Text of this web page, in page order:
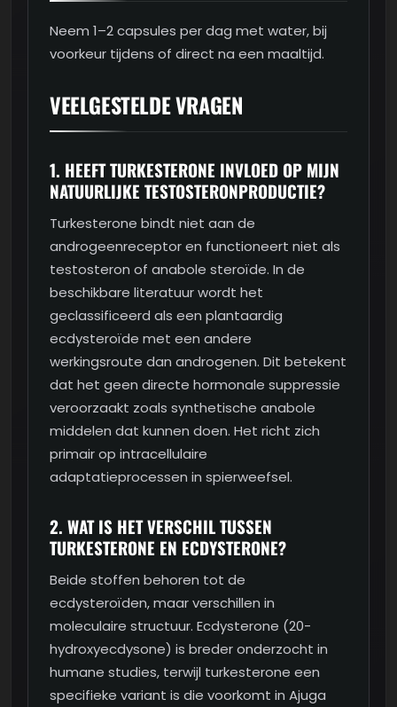
Neem 1–2 capsules per dag met water, bij
voorkeur tijdens of direct na een maaltijd.
VEELGESTELDE VRAGEN
1. HEEFT TURKESTERONE INVLOED OP MIJN
NATUURLIJKE TESTOSTERONPRODUCTIE?
Turkesterone bindt niet aan de
androgeenreceptor en functioneert niet als
testosteron of anabole steroïde. In de
beschikbare literatuur wordt het
geclassificeerd als een plantaardig
ecdysteroïde met een andere
werkingsroute dan androgenen. Dit betekent
dat het geen directe hormonale suppressie
veroorzaakt zoals synthetische anabole
middelen dat kunnen doen. Het richt zich
primair op intracellulaire
adaptatieprocessen in spierweefsel.
2. WAT IS HET VERSCHIL TUSSEN
TURKESTERONE EN ECDYSTERONE?
Beide stoffen behoren tot de
ecdysteroïden, maar verschillen in
moleculaire structuur. Ecdysterone (20-
hydroxyecdysone) is breder onderzocht in
humane studies, terwijl turkesterone een
specifieke variant is die voorkomt in Ajuga